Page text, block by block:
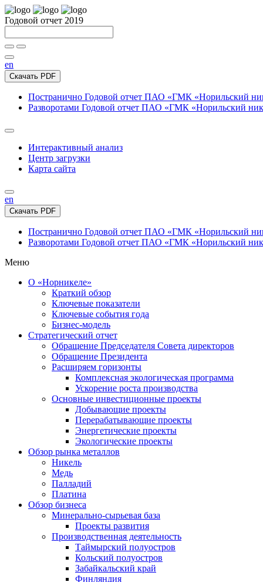
Годовой отчет 2019
en
Скачать PDF
Постранично Годовой отчет ПАО «ГМК «Норильский
Разворотами Годовой отчет ПАО «ГМК «Норильский
Интерактивный анализ
Центр загрузки
Карта сайта
en
Скачать PDF
Постранично Годовой отчет ПАО «ГМК «Норильский
Разворотами Годовой отчет ПАО «ГМК «Норильский
Меню
О «Норникеле»
Краткий обзор
Ключевые показатели
Ключевые события года
Бизнес-модель
Стратегический отчет
Обращение Председателя Совета директоров
Обращение Президента
Расширяем горизонты
Комплексная экологическая программа
Ускорение роста производства
Основные инвестиционные проекты
Добывающие проекты
Перерабатывающие проекты
Энергетические проекты
Экологические проекты
Обзор рынка металлов
Никель
Медь
Палладий
Платина
Обзор бизнеса
Минерально-сырьевая база
Проекты развития
Производственная деятельность
Таймырский полуостров
Кольский полуостров
Забайкальский край
Финляндия